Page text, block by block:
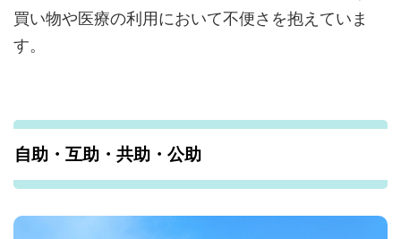
買い物や医療の利用において不便さを抱えていま
す。
自助・互助・共助・公助